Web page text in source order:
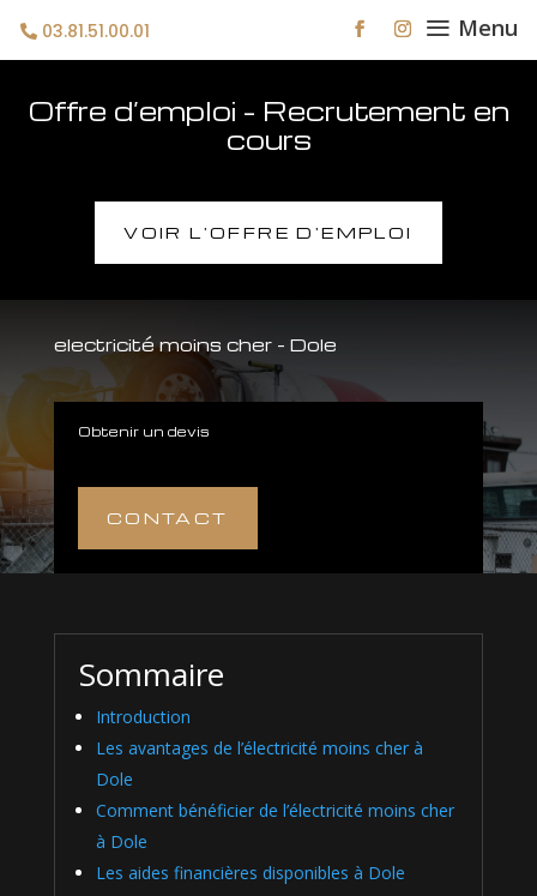
03.81.51.00.01 a Menu
Offre d’emploi – Recrutement en
cours
VOIR L'OFFRE D'EMPLOI
electricité moins cher – Dole
Obtenir un devis
CONTACT
Sommaire
Introduction
Les avantages de l’électricité moins cher à
Dole
Comment bénéficier de l’électricité moins cher
à Dole
Les aides financières disponibles à Dole